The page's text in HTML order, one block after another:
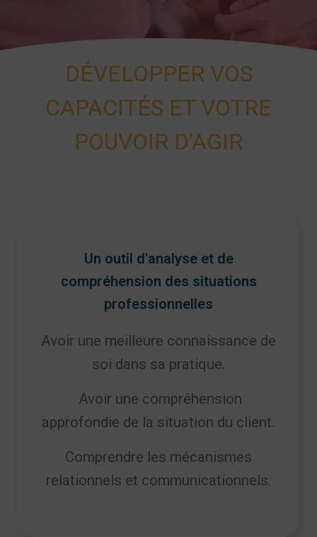
DÉVELOPPER VOS
CAPACITÉS ET VOTRE
POUVOIR D'AGIR
Un outil d'analyse et de
compréhension des situations
professionnelles
Avoir une meilleure connaissance de
soi dans sa pratique.
Avoir une compréhension
approfondie de la situation du client.
Comprendre les mécanismes
relationnels et communicationnels.